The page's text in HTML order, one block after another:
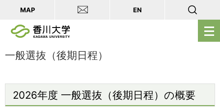
メ
ニ
く
MAP EN
一般選抜（後期日程）
2026年度 一般選抜（後期日程）の概要